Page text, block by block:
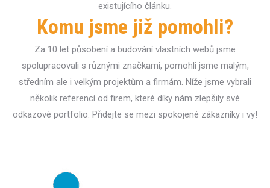
existujícího článku.
Komu jsme již pomohli?
Za 10 let působení a budování vlastních webů jsme
spolupracovali s různými značkami, pomohli jsme malým,
středním ale i velkým projektům a firmám. Níže jsme vybrali
několik referencí od firem, které díky nám zlepšily své
odkazové portfolio. Přidejte se mezi spokojené zákazníky i vy!